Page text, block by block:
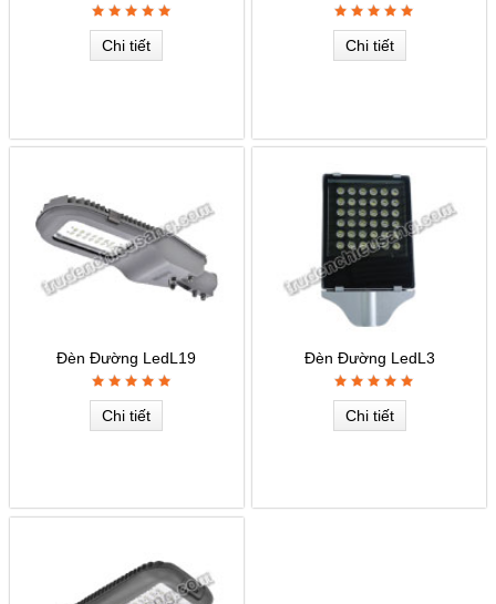
Chi tiết Chi tiết
Đèn Đường LedL19
Chi tiết
Đèn Đường LedL3
Chi tiết